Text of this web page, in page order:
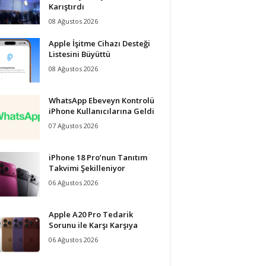
Karıştırdı
08 Ağustos 2026
Apple İşitme Cihazı Desteği
Listesini Büyüttü
08 Ağustos 2026
WhatsApp Ebeveyn Kontrolü
iPhone Kullanıcılarına Geldi
07 Ağustos 2026
iPhone 18 Pro’nun Tanıtım
Takvimi Şekilleniyor
06 Ağustos 2026
Apple A20 Pro Tedarik
Sorunu ile Karşı Karşıya
06 Ağustos 2026